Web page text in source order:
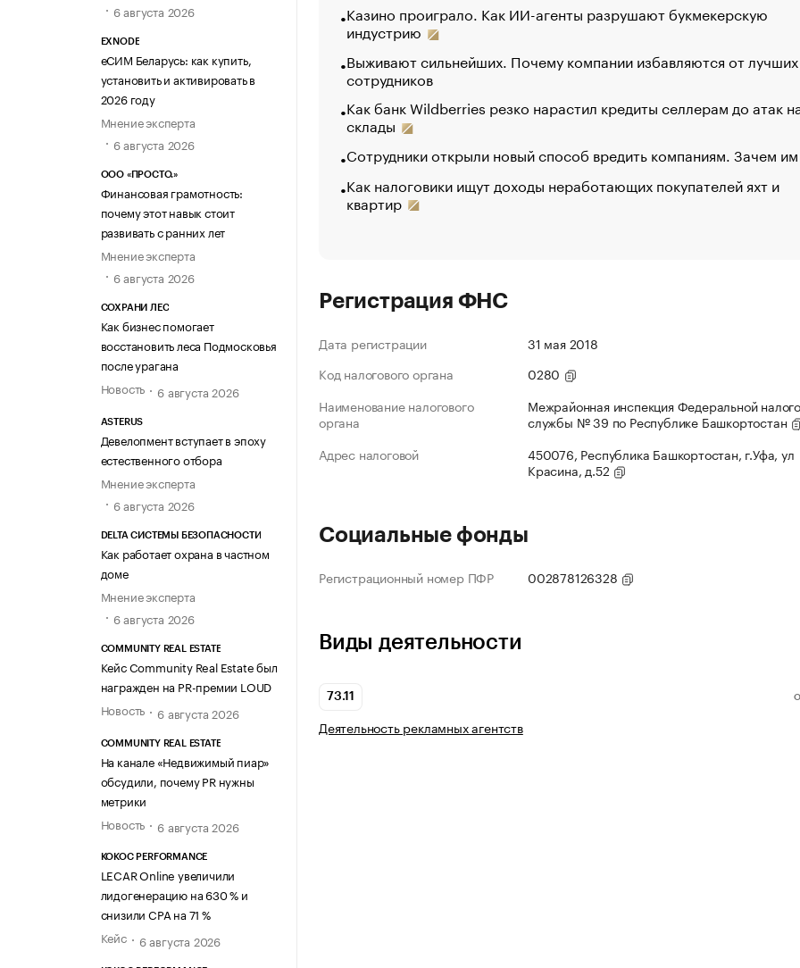
6 августа 2026
EXNODE
еСИМ Беларусь: как купить,
установить и активировать в
2026 году
Мнение эксперта
6 августа 2026
ООО «ПРОСТО.»
Финансовая грамотность:
почему этот навык стоит
развивать с ранних лет
Мнение эксперта
6 августа 2026
СОХРАНИ ЛЕС
Как бизнес помогает
восстановить леса Подмосковья
после урагана
Новость
6 августа 2026
ASTERUS
Девелопмент вступает в эпоху
естественного отбора
Мнение эксперта
6 августа 2026
DELTA СИСТЕМЫ БЕЗОПАСНОСТИ
Как работает охрана в частном
доме
Мнение эксперта
6 августа 2026
COMMUNITY REAL ESTATE
Кейс Community Real Estate был
награжден на PR-премии LOUD
Новость
6 августа 2026
COMMUNITY REAL ESTATE
На канале «Недвижимый пиар»
обсудили, почему PR нужны
метрики
Новость
6 августа 2026
KOKOC PERFORMANCE
LECAR Online увеличили
лидогенерацию на 630 % и
снизили CPA на 71 %
Кейс
6 августа 2026
Казино проиграло. Как ИИ-агенты разрушают букмекерскую
индустрию
Выживают сильнейших. Почему компании избавляются от лучших
сотрудников
Как банк Wildberries резко нарастил кредиты селлерам до атак
склады
Сотрудники открыли новый способ вредить компаниям. Зачем
Как налоговики ищут доходы неработающих покупателей яхт и
квартир
Регистрация ФНС
Дата регистрации
31 мая 2018
Код налогового органа
0280
Наименование налогового
органа
Межрайонная инспекция Федеральной
службы № 39 по Республике Башкортостан
Адрес налоговой
450076, Республика Башкортостан, г.Уфа, ул
Красина, д.52
Социальные фонды
Регистрационный номер ПФР 002878126328
Виды деятельности
73.11
Деятельность рекламных агентств